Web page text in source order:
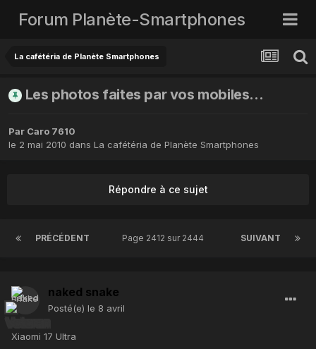
Forum Planète-Smartphones
La cafétéria de Planète Smartphones
Les photos faites par vos mobiles...
Par Caro 7610
le 2 mai 2010 dans La cafétéria de Planète Smartphones
Répondre à ce sujet
PRÉCÉDENT SUIVANT
Page 2412 sur 2444
naked snake
Posté(e) le 8 avril
Xiaomi 17 Ultra